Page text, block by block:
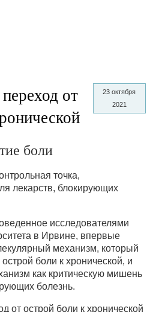
23 октября
2021
от
боли
точка,
лекарств, блокирующих
исследователями
в Ирвине, впервые
механизм, который
боли к хронической, и
как критическую мишень
болезнь.